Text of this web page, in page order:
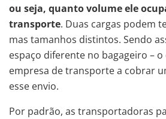
ou seja, quanto volume ele
transporte. Duas cargas podem
mas tamanhos distintos. Sendo
espaço diferente no bagageiro –
empresa de transporte a cobrar
esse envio.
Por padrão, as transportadoras